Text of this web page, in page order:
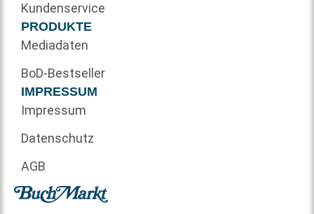
Kundenservice
PRODUKTE
Mediadaten
BoD-Bestseller
IMPRESSUM
Impressum
Datenschutz
AGB